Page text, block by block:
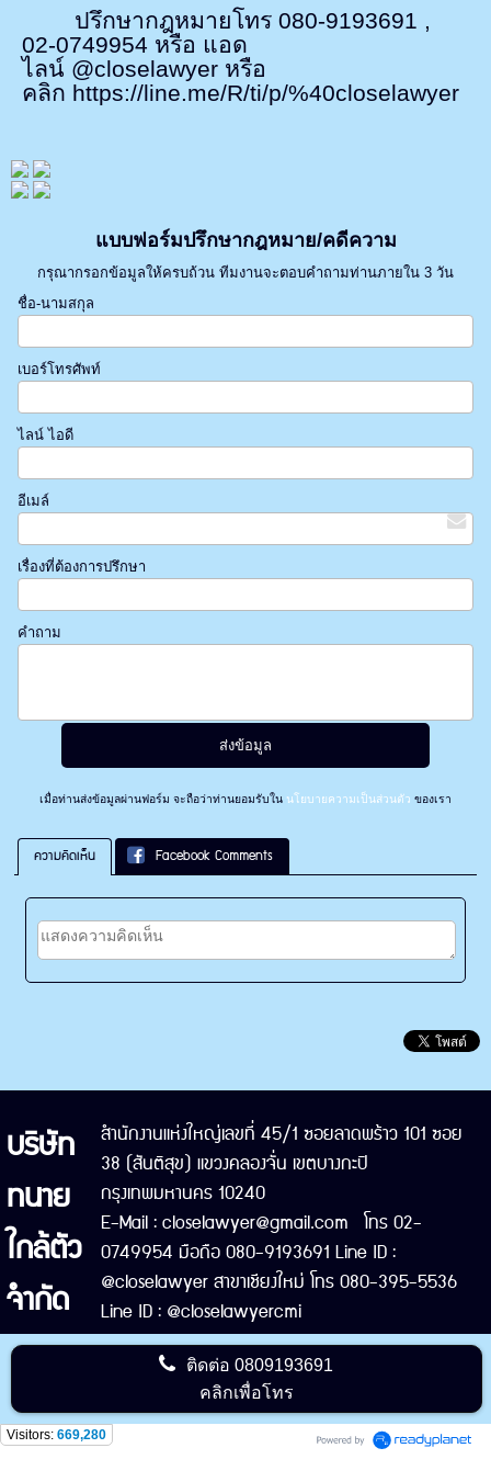
ปรึกษากฎหมายโทร 080-9193691 ,
02-0749954 หรือ แอด
ไลน์ @closelawyer หรือ
คลิก https://line.me/R/ti/p/%40closelawyer
แบบฟอร์มปรึกษากฎหมาย/คดีความ
กรุณากรอกข้อมูลให้ครบถ้วน ทีมงานจะตอบคำถามท่านภายใน 3 วัน
ชื่อ-นามสกุล
เบอร์โทรศัพท์
ไลน์ ไอดี
อีเมล์
เรื่องที่ต้องการปรึกษา
คำถาม
เมื่อท่านส่งข้อมูลผ่านฟอร์ม จะถือว่าท่านยอมรับใน นโยบายความเป็นส่วนตัว ของเรา
ความคิดเห็น Facebook Comments
บริษัท
ทนาย
ใกล้ตัว
จำกัด
สำนักงานแห่งใหญ่เลขที่ 45/1 ซอยลาดพร้าว 101 ซอย
38 (สันติสุข) แขวงคลองจั่น เขตบางกะปิ
กรุงเทพมหานคร 10240
E-Mail : closelawyer@gmail.com โทร 02-
0749954 มือถือ 080-9193691 Line ID :
@closelawyer สาขาเชียงใหม่ โทร 080-395-5536
Line ID : @closelawyercmi
ติดต่อ0809193691
คลิกเพื่อโทร
Visitors: 669,280